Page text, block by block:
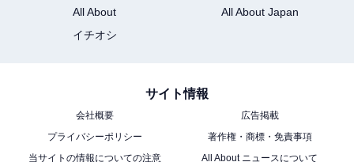
All About
All About Japan
イチオシ
サイト情報
会社概要
広告掲載
プライバシーポリシー
著作権・商標・免責事項
当サイトの情報についての注意
All About ニュースについて